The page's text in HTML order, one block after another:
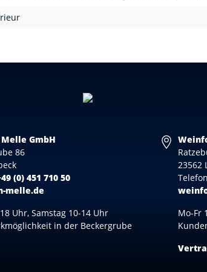
Melle GmbH
86
(0) 451 710 50
melle.de
Uhr, Samstag 10-14 Uhr
in der Beckergrube
23562
Mo-Fr